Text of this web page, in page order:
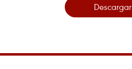
Descargar